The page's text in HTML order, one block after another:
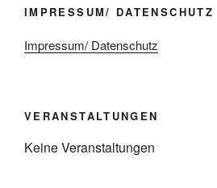
IMPRESSUM/ DATENSCHUTZ
Impressum/ Datenschutz
VERANSTALTUNGEN
Keine Veranstaltungen